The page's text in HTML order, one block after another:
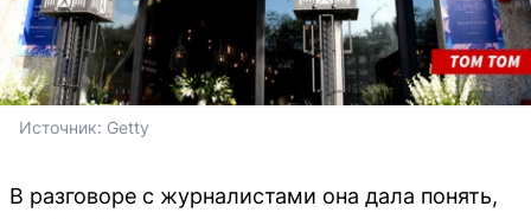
Источник: Getty
В разговоре с журналистами она дала понять,